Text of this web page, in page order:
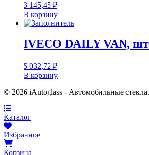
3 145,45 ₽
В корзину
IVECO DAILY VAN, шт
5 032,72 ₽
В корзину
© 2026 iAutoglass - Автомобильные стекла.
Каталог
Избранное
Корзина